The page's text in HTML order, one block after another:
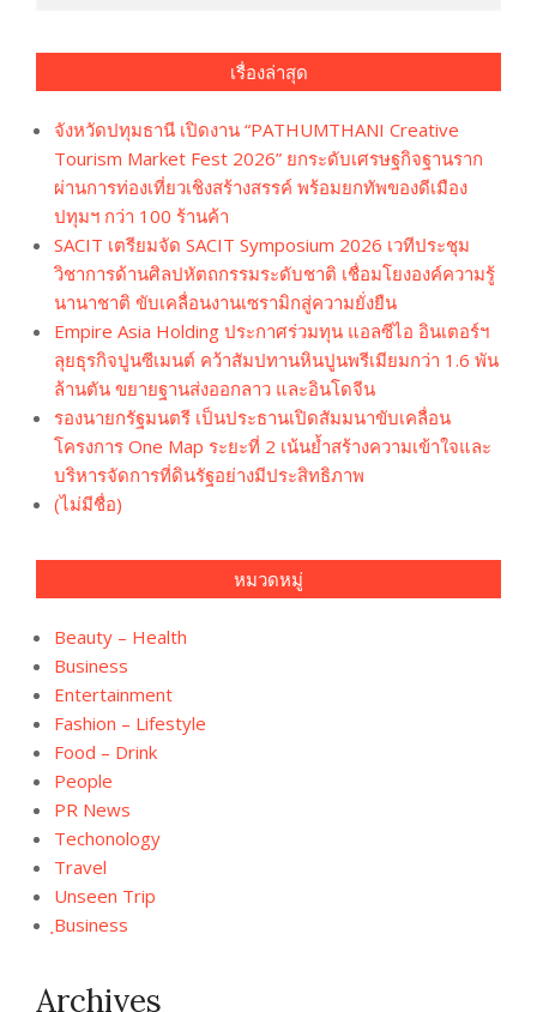
เรื่องล่าสุด
จังหวัดปทุมธานี เปิดงาน “PATHUMTHANI Creative
Tourism Market Fest 2026” ยกระดับเศรษฐกิจฐานราก
ผ่านการท่องเที่ยวเชิงสร้างสรรค์ พร้อมยกทัพของดีเมือง
ปทุมฯ กว่า 100 ร้านค้า
SACIT เตรียมจัด SACIT Symposium 2026 เวทีประชุม
วิชาการด้านศิลปหัตถกรรมระดับชาติ เชื่อมโยงองค์ความรู้
นานาชาติ ขับเคลื่อนงานเซรามิกสู่ความยั่งยืน
Empire Asia Holding ประกาศร่วมทุน แอลซีไอ อินเตอร์ฯ
ลุยธุรกิจปูนซีเมนต์ คว้าสัมปทานหินปูนพรีเมียมกว่า 1.6 พัน
ล้านตัน ขยายฐานส่งออกลาว และอินโดจีน
รองนายกรัฐมนตรี เป็นประธานเปิดสัมมนาขับเคลื่อน
โครงการ One Map ระยะที่ 2 เน้นย้ำสร้างความเข้าใจและ
บริหารจัดการที่ดินรัฐอย่างมีประสิทธิภาพ
(ไม่มีชื่อ)
หมวดหมู่
Beauty – Health
Business
Entertainment
Fashion – Lifestyle
Food – Drink
People
PR News
Techonology
Travel
Unseen Trip
ฺBusiness
Archives